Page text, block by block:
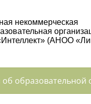
некоммерческая
(АНОО
об образовательной